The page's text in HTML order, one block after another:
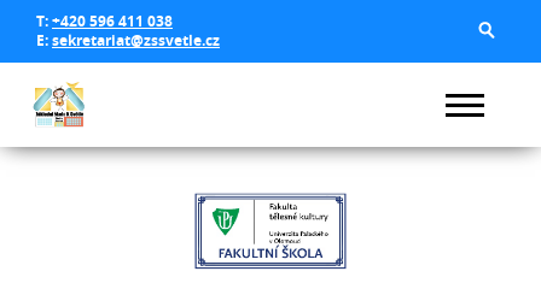
T:+420 596 411 038
E:sekretariat@zssvetle.cz